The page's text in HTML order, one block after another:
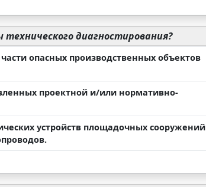
диагностирования?
опасных производственных объектов
проектной и/или нормативно-
устройств площадочных сооружений